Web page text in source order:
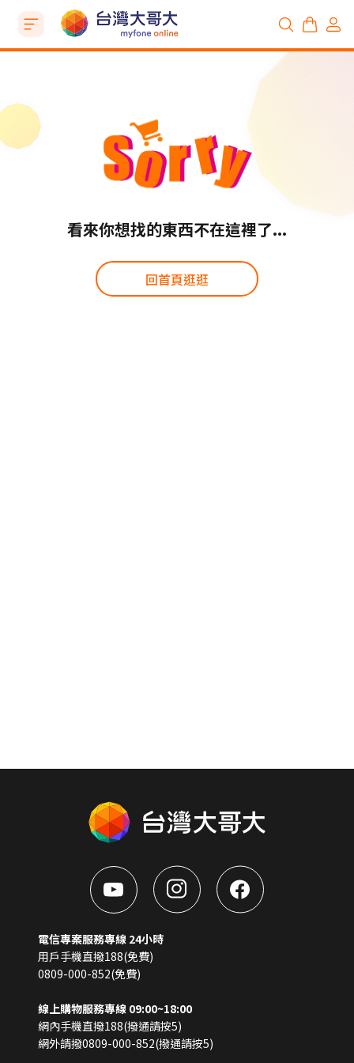
看來你想找的東西不在這裡了...
回首頁逛逛
電信專案服務專線 24小時
用戶手機直撥188(免費)
0809-000-852(免費)
線上購物服務專線 09:00~18:00
網內手機直撥188(撥通請按5)
網外請撥0809-000-852(撥通請按5)